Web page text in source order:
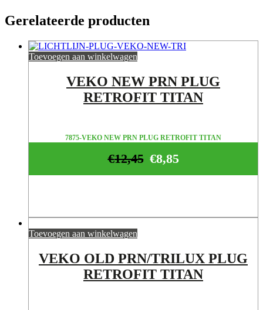
Gerelateerde producten
Toevoegen aan winkelwagen
VEKO NEW PRN PLUG
RETROFIT TITAN
7875-VEKO NEW PRN PLUG RETROFIT TITAN
€8,85
€12,45
Toevoegen aan winkelwagen
VEKO OLD PRN/TRILUX PLUG
RETROFIT TITAN